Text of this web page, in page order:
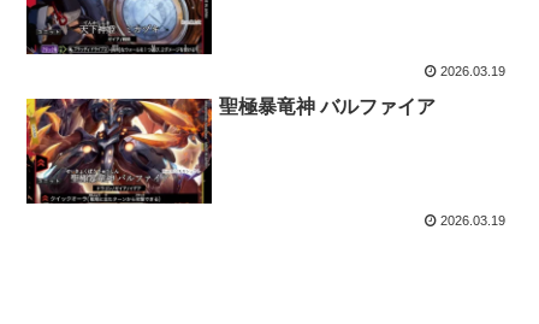
2026.03.19
聖極暴竜神 バルファイア
2026.03.19